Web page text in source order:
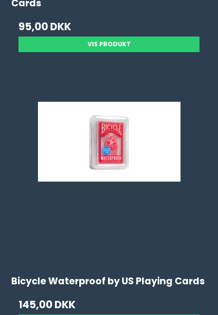
Cards
95,00 DKK
VIS PRODUKT
Bicycle Waterproof by US Playing Cards
145,00 DKK